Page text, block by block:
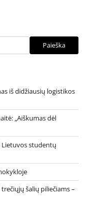
Paieška
iš didžiausių logistikos
„Aiškumas dėl
Lietuvos studentų
šalių piliečiams –